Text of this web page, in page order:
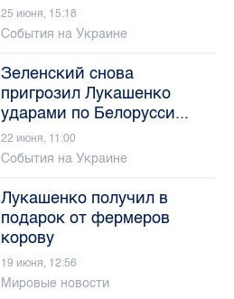
25 июня, 15:18
События на Украине
Зеленский снова
пригрозил Лукашенко
ударами по Белорусси...
22 июня, 11:00
События на Украине
Лукашенко получил в
подарок от фермеров
корову
19 июня, 12:56
Мировые новости